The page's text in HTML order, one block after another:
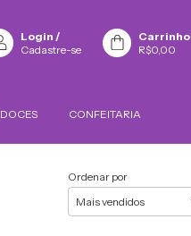
Login /
Cadastre-se
Carrinho
R$0,00
DOCES CONFEITARIA
Ordenar por